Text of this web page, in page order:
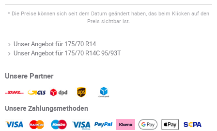
* Die Preise können sich seit dem Datum geändert haben, das beim Klicken auf den
Preis sichtbar ist.
Unser Angebot für 175/70 R14
Unser Angebot für 175/70 R14C 95/93T
Unsere Partner
Unsere Zahlungsmethoden